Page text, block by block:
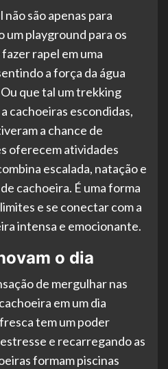
são apenas para
um playground para os
rapel em uma
a força da água
que tal um trekking
cachoeiras escondidas,
a chance de
oferecem atividades
escalada, natação e
cachoeira. É uma forma
e se conectar com a
intensa e emocionante.
o dia
de mergulhar nas
em um dia
tem um poder
e recarregando as
formam piscinas